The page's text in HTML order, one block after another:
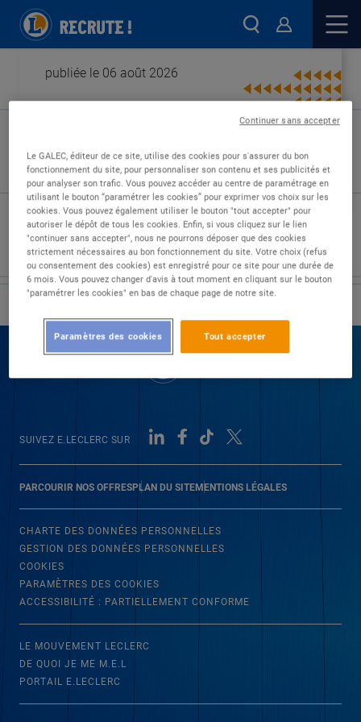
publiée le 06 août 2026
Type de contrat :
Expérience :
Études :
PARCOURIR NOS OFFRESPLAN DU SITEMENTIONS LÉGALES
SUIVEZ E.LECLERC SUR
CHARTE DES DONNÉES PERSONNELLES
GESTION DES DONNÉES PERSONNELLES
COOKIES
PARAMÈTRES DES COOKIES
ACCESSIBILITÉ : PARTIELLEMENT CONFORME
LE MOUVEMENT LECLERC
DE QUOI JE ME M.E.L
PORTAIL E.LECLERC
Le GALEC, éditeur de ce site, utilise des cookies pour s'assurer du bon
fonctionnement du site, pour personnaliser son contenu et ses publicités et
pour analyser son trafic. Vous pouvez accéder au centre de paramétrage en
utilisant le bouton “paramétrer les cookies” pour exprimer vos choix sur les
cookies. Vous pouvez également utiliser le bouton "tout accepter" pour
autoriser le dépôt de tous les cookies. Enfin, si vous cliquez sur le lien
"continuer sans accepter", nous ne pourrons déposer que des cookies
strictement nécessaires au bon fonctionnement du site. Votre choix (refus
ou consentement des cookies) est enregistré pour ce site pour une durée de
6 mois. Vous pouvez changer d'avis à tout moment en cliquant sur le bouton
"paramétrer les cookies" en bas de chaque page de notre site.
Tout accepter
Paramètres des cookies
Continuer sans accepter